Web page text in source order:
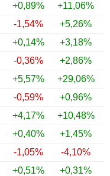
+0,89% +11,06%
-1,54% +5,26%
+0,14% +3,18%
-0,36% +2,86%
+5,57% +29,06%
-0,59% +0,96%
+4,17% +10,48%
+0,40% +1,45%
-1,05% -4,10%
+0,51% +0,31%